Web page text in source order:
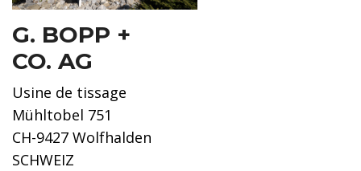
G. BOPP +
CO. AG
Usine de tissage
Mühltobel 751
CH-9427 Wolfhalden
SCHWEIZ